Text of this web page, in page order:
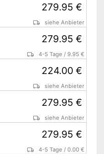
Wasserdichtes Material
Stabilität durch
279.95 €
siehe Anbieter
279.95 €
4-5 Tage /9.95 €
224.00 €
siehe Anbieter
279.95 €
siehe Anbieter
279.95 €
4-5 Tage /0.00 €